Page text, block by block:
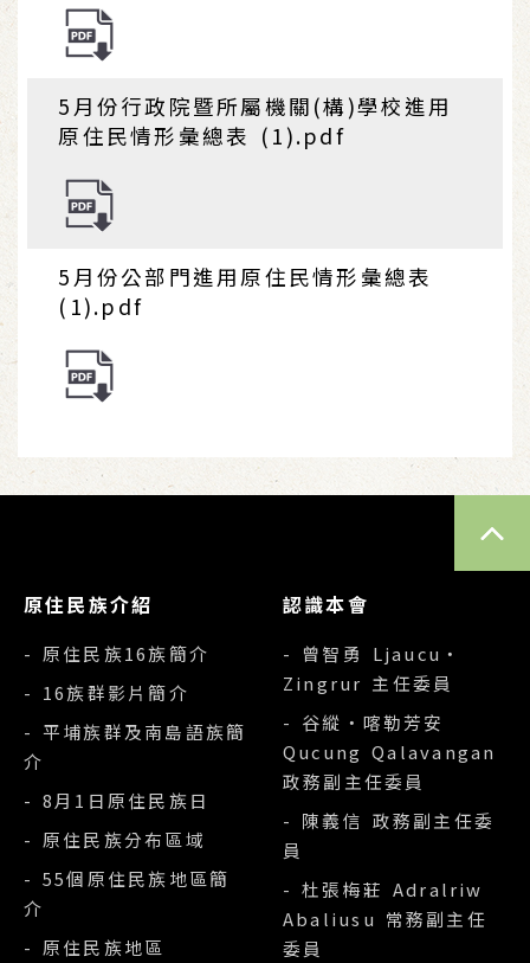
5月份行政院暨所屬機關(構)學校進用
原住民情形彙總表 (1).pdf
5月份公部門進用原住民情形彙總表
(1).pdf
原住民族介紹
- 原住民族16族簡介
- 16族群影片簡介
- 平埔族群及南島語族簡
介
- 8月1日原住民族日
- 原住民族分布區域
- 55個原住民族地區簡
介
- 原住民族地區
認識本會
- 曾智勇 Ljaucu‧
Zingrur 主任委員
- 谷縱‧喀勒芳安
Qucung Qalavangan
政務副主任委員
- 陳義信 政務副主任委
員
- 杜張梅莊 Adralriw
Abaliusu 常務副主任
委員